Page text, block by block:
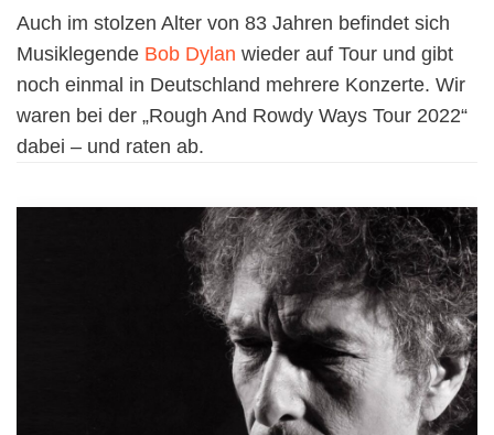
Auch im stolzen Alter von 83 Jahren befindet sich
Musiklegende Bob Dylan wieder auf Tour und gibt
noch einmal in Deutschland mehrere Konzerte. Wir
waren bei der „Rough And Rowdy Ways Tour 2022“
dabei – und raten ab.